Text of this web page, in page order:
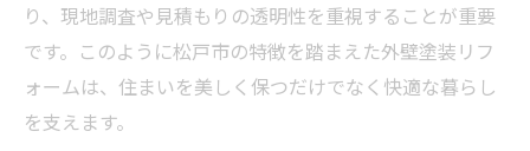
り、現地調査や見積もりの透明性を重視することが重要
です。このように松戸市の特徴を踏まえた外壁塗装リフ
ォームは、住まいを美しく保つだけでなく快適な暮らし
を支えます。